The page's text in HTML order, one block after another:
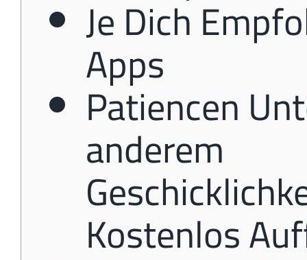
Je Dich
Apps
Patiencen
anderem
Kostenlos